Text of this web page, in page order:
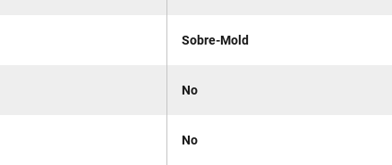
Sobre-Mold
No
No